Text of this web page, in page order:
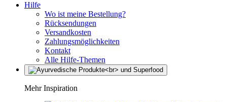
Hilfe
Wo ist meine Bestellung?
Rücksendungen
Versandkosten
Zahlungsmöglichkeiten
Kontakt
Alle Hilfe-Themen
Mehr Inspiration